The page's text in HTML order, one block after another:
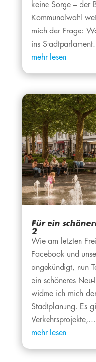
keine Sorge – der
Kommunalwahl
mich der Frage:
ins
mehr lesen
Für ein
2
Wie am letzten
Facebook und
angekündigt, nun
ein schöneres Neu-
widme ich mich
Stadtplanung. Es
Verkehrsprojekte,...
mehr lesen